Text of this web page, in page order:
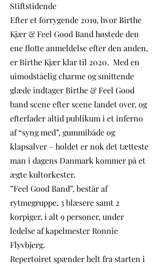
Stiftstidende
Efter et forrygende 2019, hvor Birthe
Kjær & Feel Good Band høstede den
ene flotte anmeldelse efter den anden,
er Birthe Kjær klar til 2020. Med en
uimodståelig charme og smittende
glæde indtager Birthe & Feel Good
band scene efter scene landet over, og
efterlader altid publikum i et inferno
af “syng med”, gummibåde og
klapsalver – holdet er nok det tætteste
man i dagens Danmark kommer på et
ægte kultorkester.
”Feel Good Band”, består af
rytmegruppe, 3 blæsere samt 2
korpiger, i alt 9 personer, under
ledelse af kapelmester Ronnie
Flyvbjerg.
Repertoiret spænder helt fra starten i